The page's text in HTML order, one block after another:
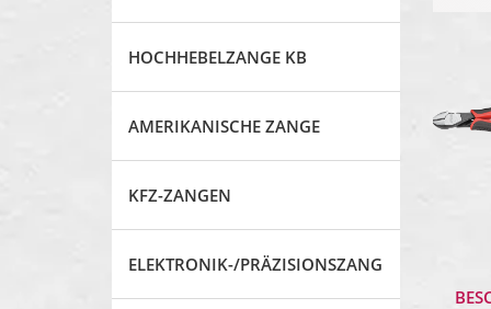
HOCHHEBELZANGE KB
AMERIKANISCHE ZANGE
KFZ-ZANGEN
ELEKTRONIK-/PRÄZISIONSZANGE